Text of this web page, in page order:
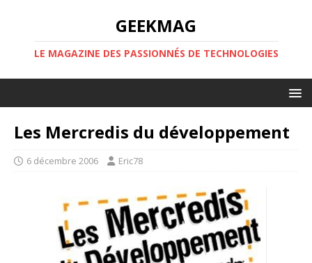
GEEKMAG
LE MAGAZINE DES PASSIONNÉS DE TECHNOLOGIES
Les Mercredis du développement
6 décembre 2006 Eric78